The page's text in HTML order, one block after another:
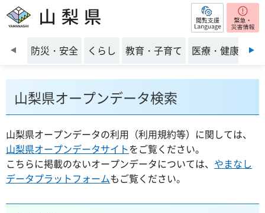
山梨県 閲覧支援
前のスライドを表示
防災・安全 くらし 教育・子育て 医療・健康・福
山梨県オープンデータ検索
山梨県オープンデータの利用（利用規約等）に関しては、
山梨県オープンデータサイトをご覧ください。
こちらに掲載のないオープンデータについては、 やまなし
データプラットフォームもご覧ください。